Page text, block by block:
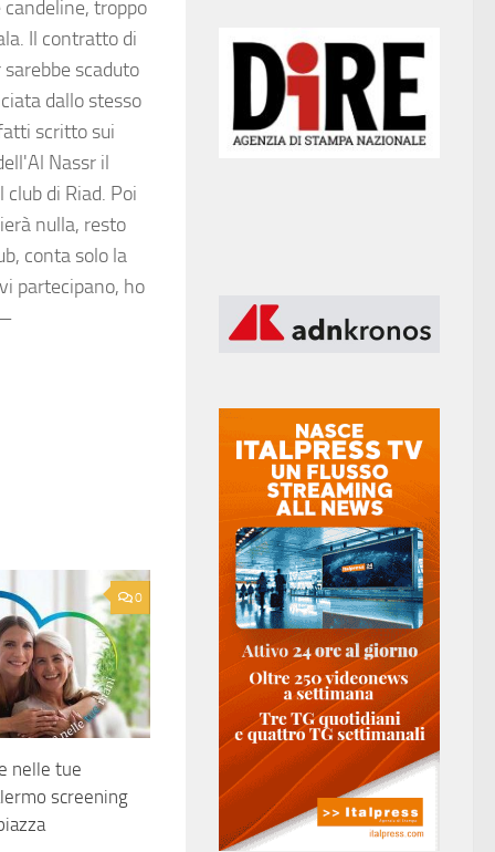
troppo
Il contratto di
scaduto
dallo stesso
scritto sui
Nassr il
di Riad. Poi
nulla, resto
conta solo la
partecipano, ho
0
nelle tue
screening